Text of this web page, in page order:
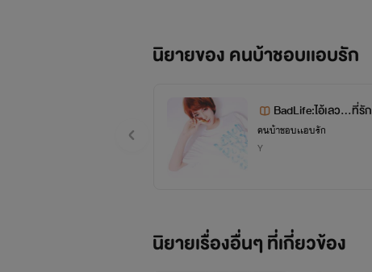
นิยายของ คนบ้าชอบเเอบรัก
BadLife:ไอ้เลว...ที่รัก
คนบ้าชอบเเอบรัก
Y
นิยายเรื่องอื่นๆ ที่เกี่ยวข้อง